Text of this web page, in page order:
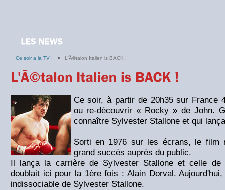
Ce soir a la TV ! > L'Ã©talon Italien is BACK !
Ce soir, à partir de 20h35 sur France
ou re-découvrir « Rocky » de John.
connaître Sylvester Stallone et qui
Sorti en 1976 sur les écrans, le film
grand succès auprès du public.
Il lança la carrière de Sylvester Stallone et celle
doublait ici pour la 1ère fois : Alain Dorval.
indissociable de Sylvester Stallone.